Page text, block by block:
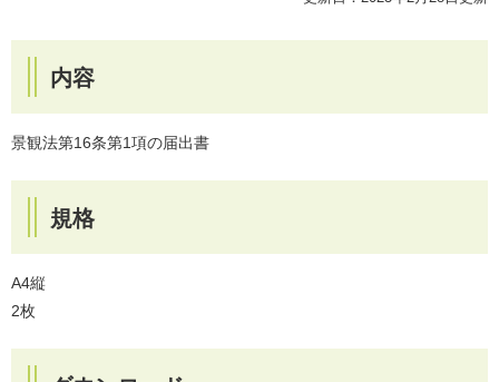
内容
景観法第16条第1項の届出書
規格
A4縦
2枚